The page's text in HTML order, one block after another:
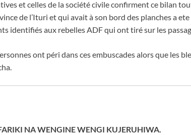
et celles de la société civile confirment ce bilan
de l’Ituri et qui avait à son bord des planches a
identifiés aux rebelles ADF qui ont tiré sur les
ont péri dans ces embuscades alors que les
NA WENGINE WENGI KUJERUHIWA.